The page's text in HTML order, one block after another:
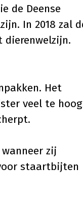
de Deense
In 2018 zal
dierenwelzijn.
Het
veel te
zij
staartbijten